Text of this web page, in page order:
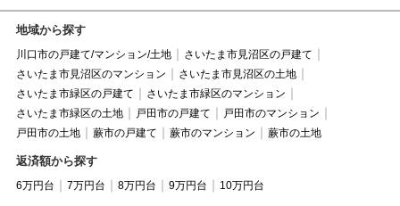
地域から探す
川口市の戸建て/マンション/土地
さいたま市見沼区の戸建て
さいたま市見沼区のマンション
さいたま市見沼区の土地
さいたま市緑区の戸建て
さいたま市緑区のマンション
さいたま市緑区の土地
戸田市の戸建て
戸田市のマンション
戸田市の土地
蕨市の戸建て 蕨市のマンション 蕨市の土地
返済額から探す
6万円台 7万円台 8万円台 9万円台 10万円台